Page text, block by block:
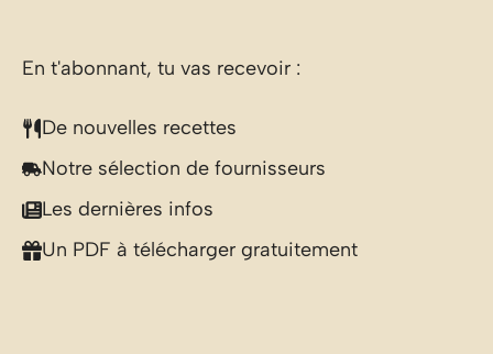
En t'abonnant, tu vas recevoir :
De nouvelles recettes
Notre sélection de fournisseurs
Les dernières infos
Un PDF à télécharger gratuitement